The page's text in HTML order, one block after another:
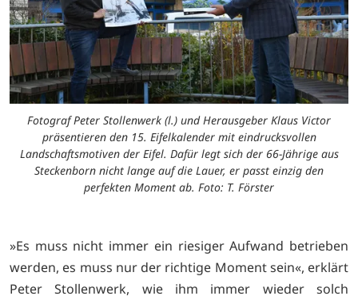
Fotograf Peter Stollenwerk (l.) und Herausgeber Klaus Victor
präsentieren den 15. Eifelkalender mit eindrucksvollen
Landschaftsmotiven der Eifel. Dafür legt sich der 66-Jährige aus
Steckenborn nicht lange auf die Lauer, er passt einzig den
perfekten Moment ab. Foto: T. Förster
»Es muss nicht immer ein riesiger Aufwand betrieben
werden, es muss nur der richtige Moment sein«, erklärt
Peter Stollenwerk, wie ihm immer wieder solch